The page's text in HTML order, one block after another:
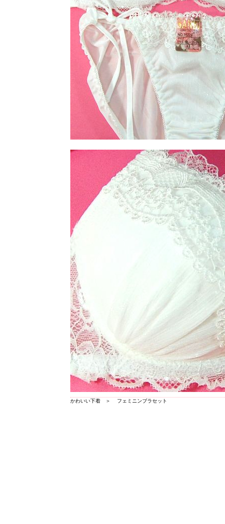
かわいい下着 ＞ フェミニンブラセット